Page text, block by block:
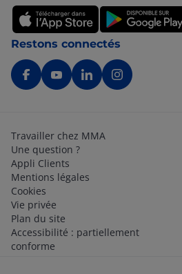
Restons connectés
Travailler chez MMA
Une question ?
Appli Clients
Mentions légales
Cookies
Vie privée
Plan du site
Accessibilité : partiellement
conforme